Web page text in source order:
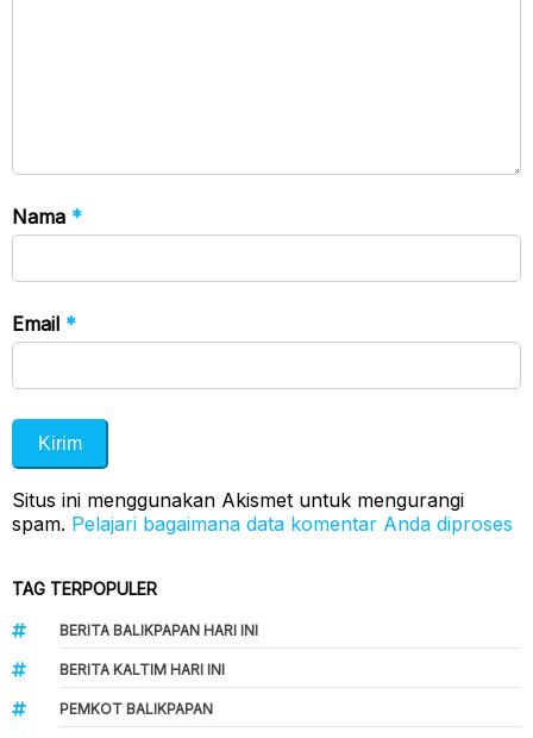
Nama *
Email *
Situs ini menggunakan Akismet untuk mengurangi
spam. Pelajari bagaimana data komentar Anda diproses
TAG TERPOPULER
BERITA BALIKPAPAN HARI INI
BERITA KALTIM HARI INI
PEMKOT BALIKPAPAN